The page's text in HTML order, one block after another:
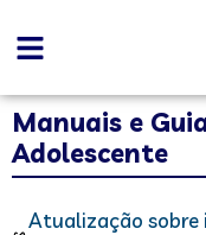
Manuais e
Adolescente
Atualização sobre